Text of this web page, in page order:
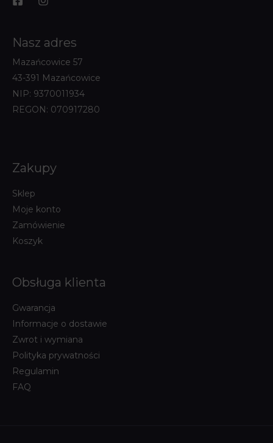
Nasz adres
Mazańcowice 57
43-391 Mazańcowice
NIP: 9370011934
REGON: 070917280
Zakupy
Sklep
Moje konto
Zamówienie
Koszyk
Obsługa klienta
Gwarancja
Informacje o dostawie
Zwrot i wymiana
Polityka prywatności
Regulamin
FAQ